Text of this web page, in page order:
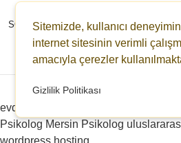
SÖZLEŞMESI
ESHAHABER
ESHA TV
Sitemizde, kullanıcı
internet sitesinin verimli
amacıyla çerezler
Gizlilik Politikası
Copyright © 2022-2026 eshahaber.com.tr
evden eve nakliyat
Psikolog Mersin Psikolog
wordpress hosting